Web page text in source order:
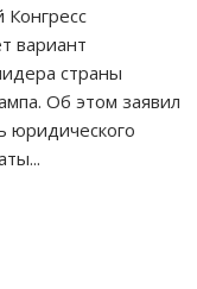
Конгресс
вариант
страны
Об этом заявил
юридического